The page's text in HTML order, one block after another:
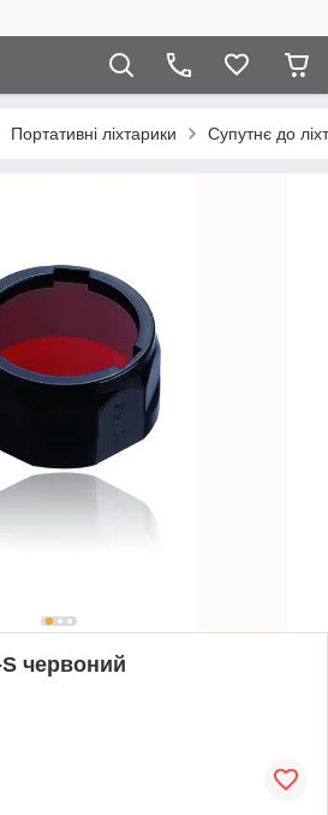
Портативні ліхтарики Супутнє до
червоний